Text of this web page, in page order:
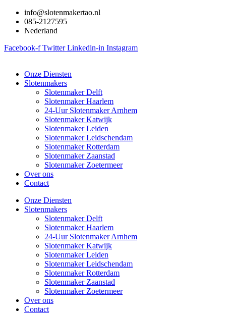
naar
info@slotenmakertao.nl
085-2127595
Nederland
Facebook-f Twitter Linkedin-in Instagram
Onze Diensten
Slotenmakers
Slotenmaker Delft
Slotenmaker Haarlem
24-Uur Slotenmaker Arnhem
Slotenmaker Katwijk
Slotenmaker Leiden
Slotenmaker Leidschendam
Slotenmaker Rotterdam
Slotenmaker Zaanstad
Slotenmaker Zoetermeer
Over ons
Contact
Onze Diensten
Slotenmakers
Slotenmaker Delft
Slotenmaker Haarlem
24-Uur Slotenmaker Arnhem
Slotenmaker Katwijk
Slotenmaker Leiden
Slotenmaker Leidschendam
Slotenmaker Rotterdam
Slotenmaker Zaanstad
Slotenmaker Zoetermeer
Over ons
Contact